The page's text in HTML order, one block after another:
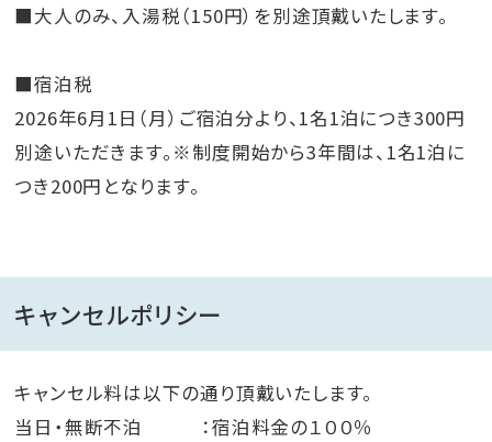
■大人のみ、入湯税（150円）を別途頂戴いたします。
■宿泊税
2026年6月1日（月）ご宿泊分より、1名1泊につき300円
別途いただきます。※制度開始から3年間は、1名1泊に
つき200円となります。
キャンセルポリシー
キャンセル料は以下の通り頂戴いたします。
当日・無断不泊 ：宿泊料金の１００％